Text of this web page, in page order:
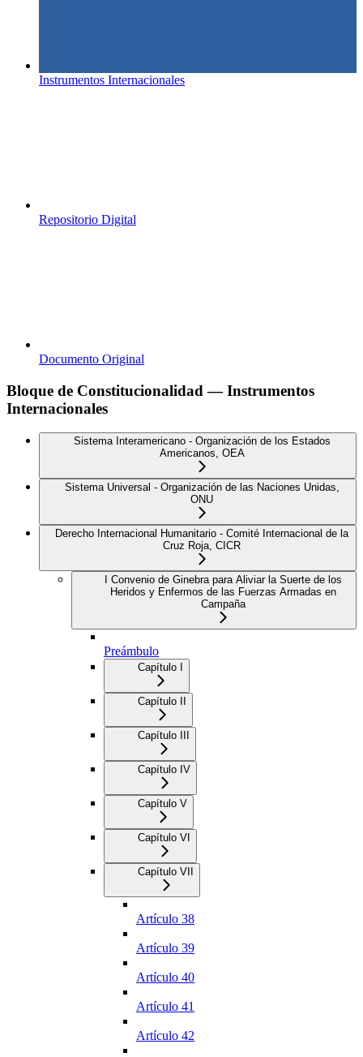
Instrumentos Internacionales
Repositorio Digital
Documento Original
Bloque de Constitucionalidad — Instrumentos
Internacionales
Sistema Interamericano - Organización de los Estados
Americanos, OEA
Sistema Universal - Organización de las Naciones Unidas,
ONU
Derecho Internacional Humanitario - Comité Internacional de la
Cruz Roja, CICR
I Convenio de Ginebra para Aliviar la Suerte de los
Heridos y Enfermos de las Fuerzas Armadas en
Campaña
Preámbulo
Capítulo I
Capítulo II
Capítulo III
Capítulo IV
Capítulo V
Capítulo VI
Capítulo VII
Artículo 38
Artículo 39
Artículo 40
Artículo 41
Artículo 42